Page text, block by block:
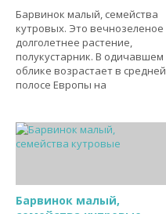
Барвинок малый, семейства
кутровых. Это вечнозеленое
долголетнее растение,
полукустарник. В одичавшем
облике возрастает в средней
полосе Европы на
Барвинок малый,